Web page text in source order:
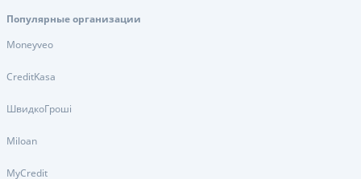
Популярные организации
Moneyveo
CreditKasa
ШвидкоГроші
Miloan
MyCredit